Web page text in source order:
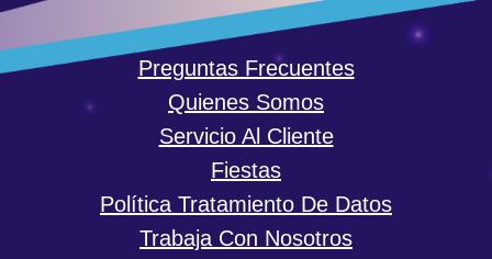
Preguntas Frecuentes
Quienes Somos
Servicio Al Cliente
Fiestas
Política Tratamiento De Datos
Trabaja Con Nosotros